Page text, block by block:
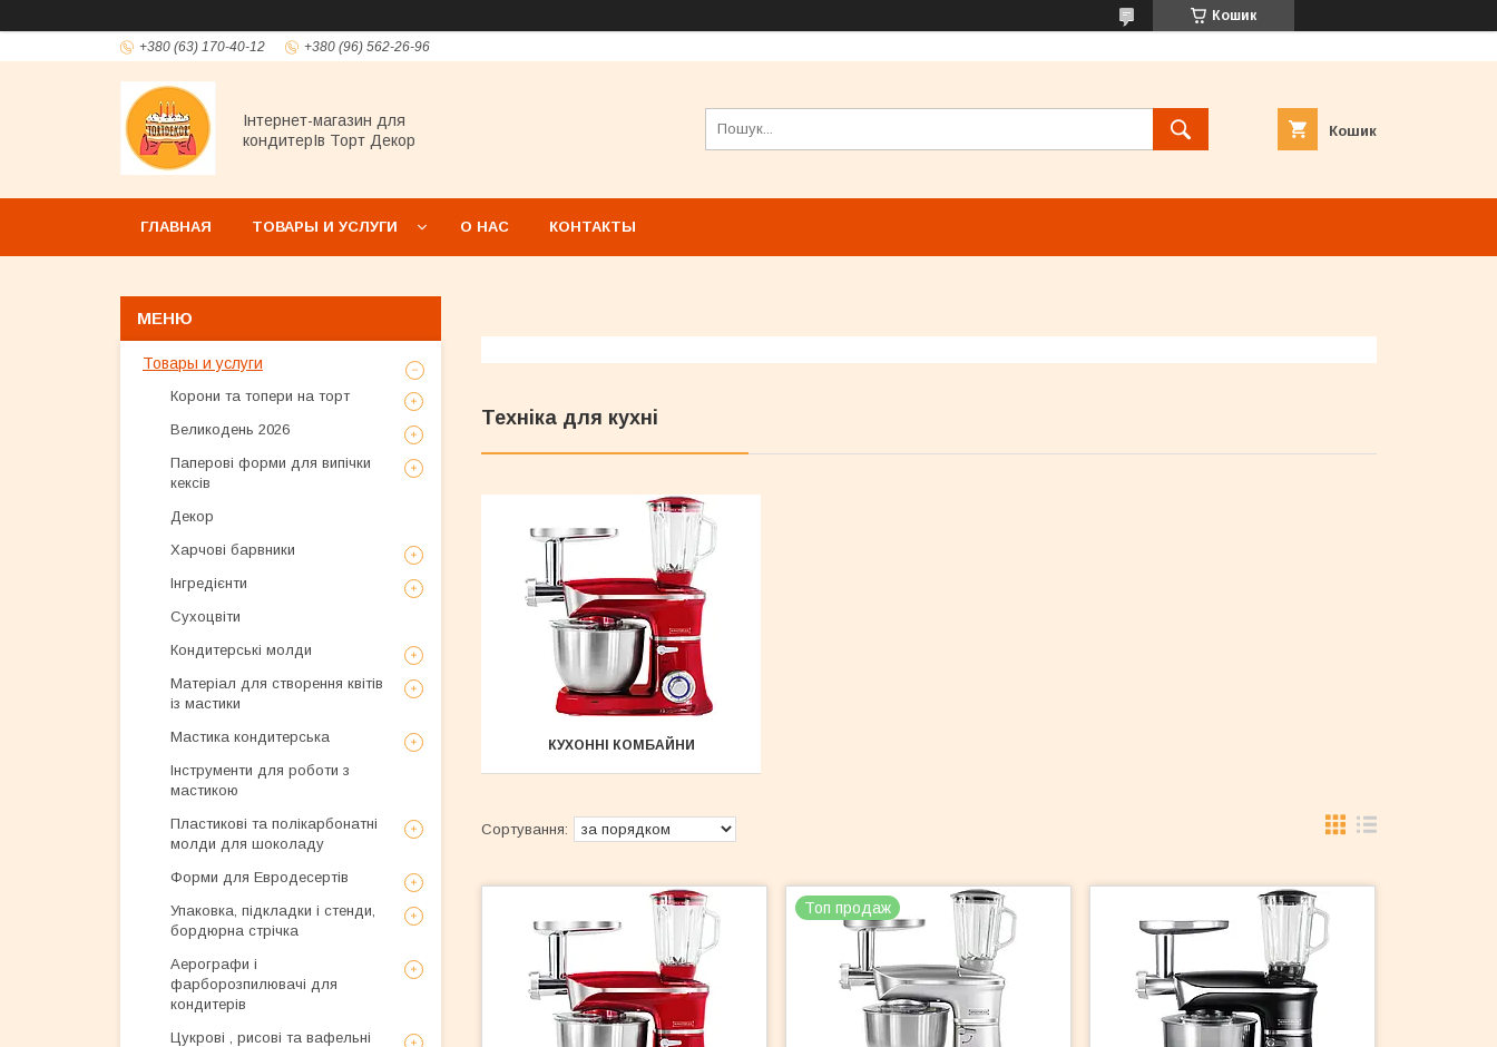
Кошик
+380 (63) 170-40-12 +380 (96) 562-26-96
Інтернет-магазин для
кондитерІв Торт Декор
Кошик
ГЛАВНАЯ ТОВАРЫ И УСЛУГИ О НАС КОНТАКТЫ
Техніка для кухні
КУХОННІ КОМБАЙНИ
Топ продаж
Товары и услуги
Корони та топери на торт
Великодень 2026
Паперові форми для випічки
кексів
Декор
Харчові барвники
Інгредієнти
Сухоцвіти
Кондитерські молди
Матеріал для створення квітів
із мастики
Мастика кондитерська
Інструменти для роботи з
мастикою
Пластикові та полікарбонатні
молди для шоколаду
Форми для Евродесертів
Упаковка, підкладки і стенди,
бордюрна стрічка
Аерографи і
фарборозпилювачі для
кондитерів
Цукрові , рисові та вафельні